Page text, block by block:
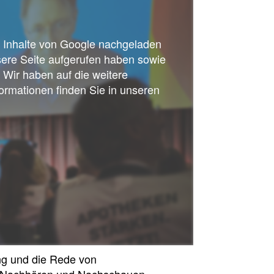
von Google nachgeladen
Seite aufgerufen haben sowie
haben auf die weitere
finden Sie in unseren
und die Rede von